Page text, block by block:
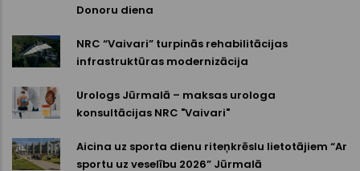
Donoru diena
NRC “Vaivari” turpinās rehabilitācijas
infrastruktūras modernizācija
Urologs Jūrmalā – maksas urologa
konsultācijas NRC "Vaivari"
Aicina uz sporta dienu riteņkrēslu lietotājiem “Ar
sportu uz veselību 2026” Jūrmalā